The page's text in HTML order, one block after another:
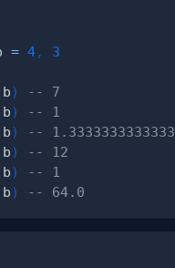
= 4, 3
b)
-- 7
b)
-- 1
b)
-- 1.3333333333333
b)
-- 12
b)
-- 1
b) -- 64.0